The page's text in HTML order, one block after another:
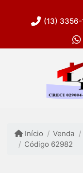
(13)
Início Venda
Código 62982